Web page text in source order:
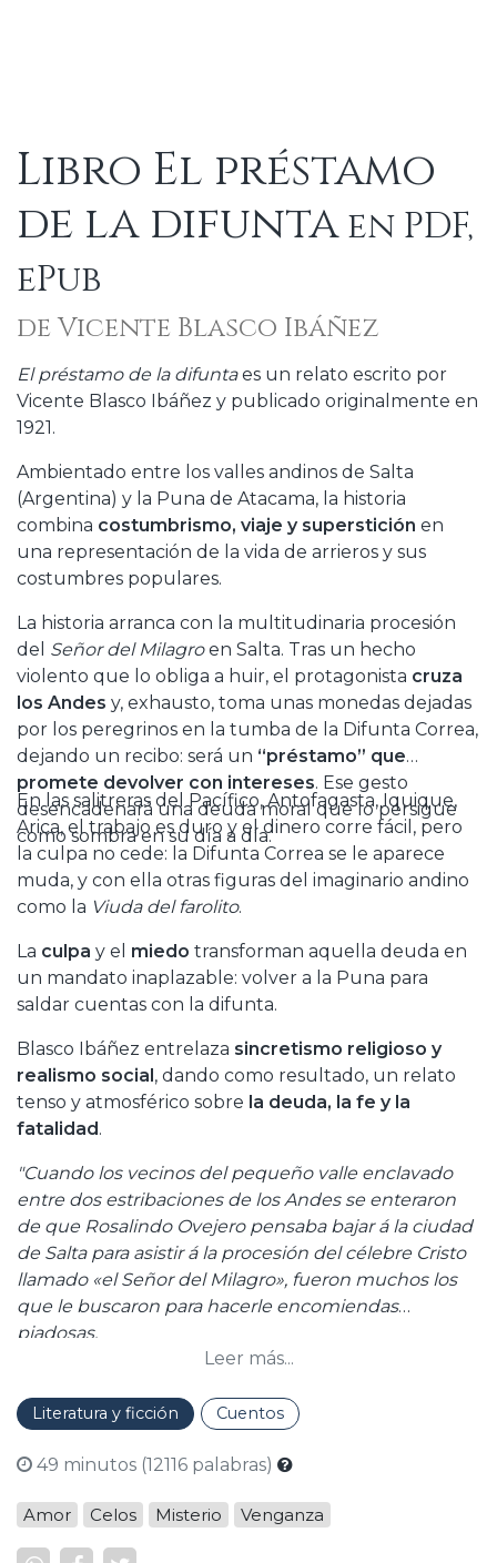
Libro El préstamo
de la difuntaen PDF,
ePub
de Vicente Blasco Ibáñez
El préstamo de la difuntaes un relato escrito por
Vicente Blasco Ibáñez y publicado originalmente en
1921.
Ambientado entre los valles andinos de Salta
(Argentina) y la Puna de Atacama, la historia
combina costumbrismo, viaje y superstición en
una representación de la vida de arrieros y sus
costumbres populares.
La historia arranca con la multitudinaria procesión
del Señor del Milagroen Salta. Tras un hecho
violento que lo obliga a huir, el protagonista cruza
los Andes y, exhausto, toma unas monedas dejadas
por los peregrinos en la tumba de la Difunta Correa,
dejando un recibo: será un “préstamo” que
promete devolver con intereses. Ese gesto
desencadenará una deuda moral que lo persigue
como sombra en su día a día.
En las salitreras del Pacífico, Antofagasta, Iquique,
Arica, el trabajo es duro y el dinero corre fácil, pero
la culpa no cede: la Difunta Correa se le aparece
muda, y con ella otras figuras del imaginario andino
como la Viuda del farolito.
La culpa y el miedo transforman aquella deuda en
un mandato inaplazable: volver a la Puna para
saldar cuentas con la difunta.
Blasco Ibáñez entrelaza sincretismo religioso y
realismo social, dando como resultado, un relato
tenso y atmosférico sobre la deuda, la fe y la
fatalidad.
"Cuando los vecinos del pequeño valle enclavado
entre dos estribaciones de los Andes se enteraron
de que Rosalindo Ovejero pensaba bajar á la ciudad
de Salta para asistir á la procesión del célebre Cristo
llamado «el Señor del Milagro», fueron muchos los
que le buscaron para hacerle encomiendas
piadosas.
Años antes, cuando los negocios marchaban bien y
Chile y el Sur de Bolivia, siempre había arrieros ricos
todos sus convecinos, bajando en masa del
religiosa. No iban solos. El escuadrón de hombres y
mujeres á caballo escoltaba á una mula
Leer más...
Literatura y ficción Cuentos
49 minutos (12116 palabras)
Amor Celos Misterio Venganza